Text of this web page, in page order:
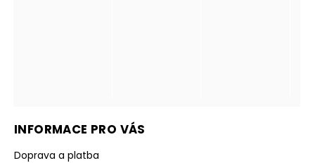
INFORMACE PRO VÁS
Doprava a platba